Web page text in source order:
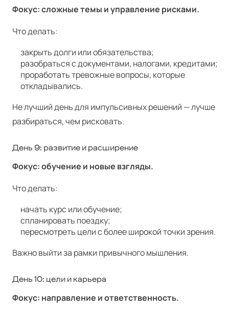
Фокус: сложные темы и управление рисками.
Что делать:
закрыть долги или обязательства;
разобраться с документами, налогами, кредитами;
проработать тревожные вопросы, которые
откладывались.
Не лучший день для импульсивных решений — лучше
разбираться, чем рисковать.
День 9: развитие и расширение
Фокус: обучение и новые взгляды.
Что делать:
начать курс или обучение;
спланировать поездку;
пересмотреть цели с более широкой точки зрения.
Важно выйти за рамки привычного мышления.
День 10: цели и карьера
Фокус: направление и ответственность.